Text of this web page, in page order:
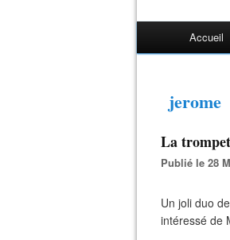
Accueil
jerome
La
Publié le 28
Un joli duo
intéressé de